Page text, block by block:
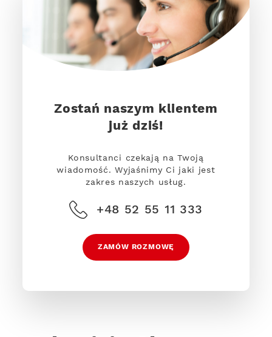
Zostań naszym klientem
już dziś!
Konsultanci czekają na Twoją
wiadomość. Wyjaśnimy Ci jaki jest
zakres naszych usług.
+48 52 55 11 333
ZAMÓW ROZMOWĘ